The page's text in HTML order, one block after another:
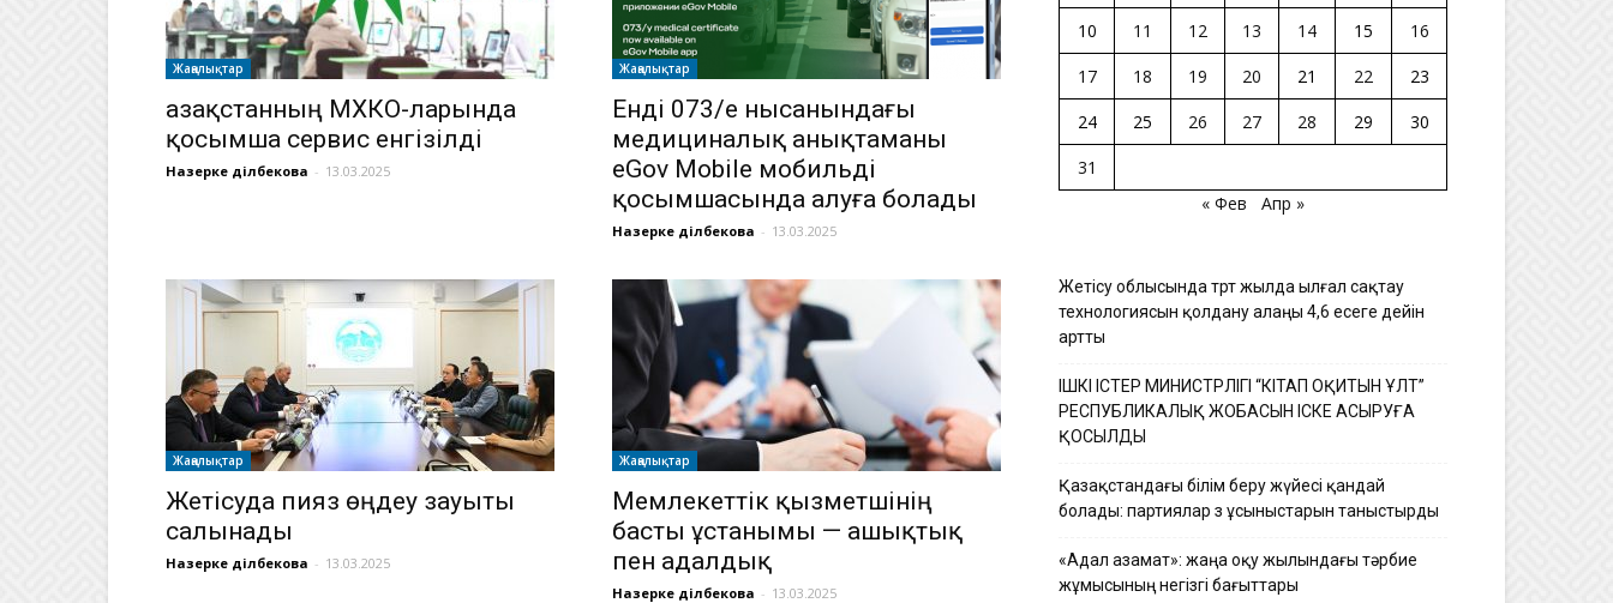
Жаңалықтар
Қазақстанның МХҚКО-ларында
қосымша сервис енгізілді
Назерке Әділбекова - 13.03.2025
Жаңалықтар
Енді 073/е нысанындағы
медициналық анықтаманы
eGov Mobile мобильді
қосымшасында алуға болады
Назерке Әділбекова - 13.03.2025
Жаңалықтар
Жетісуда пияз өңдеу зауыты
салынады
Назерке Әділбекова - 13.03.2025
Жаңалықтар
Мемлекеттік қызметшінің
басты ұстанымы — ашықтық
пен адалдық
Назерке Әділбекова - 13.03.2025
10
11 12 13 14 15
16
17
18 19 20 21 22
23
24
25 26 27 28 29
30
31
« Фев
Апр »
Жетісу облысында төрт жылда ылғал сақтау
технологиясын қолдану алаңы 4,6 есеге дейін
артты
ІШКІ ІСТЕР МИНИСТРЛІГІ “КІТАП ОҚИТЫН ҰЛТ”
РЕСПУБЛИКАЛЫҚ ЖОБАСЫН ІСКЕ АСЫРУҒА
ҚОСЫЛДЫ
Қазақстандағы білім беру жүйесі қандай
болады: партиялар өз ұсыныстарын таныстырды
«Адал азамат»: жаңа оқу жылындағы тәрбие
жұмысының негізгі бағыттары